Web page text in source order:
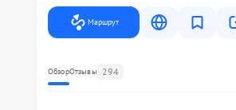
Маршрут
ОбзорОтзывы 294